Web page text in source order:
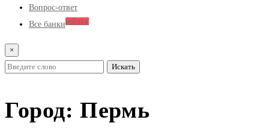
Вопрос-ответ
Все банкирейтинг
×
Город:Пермь